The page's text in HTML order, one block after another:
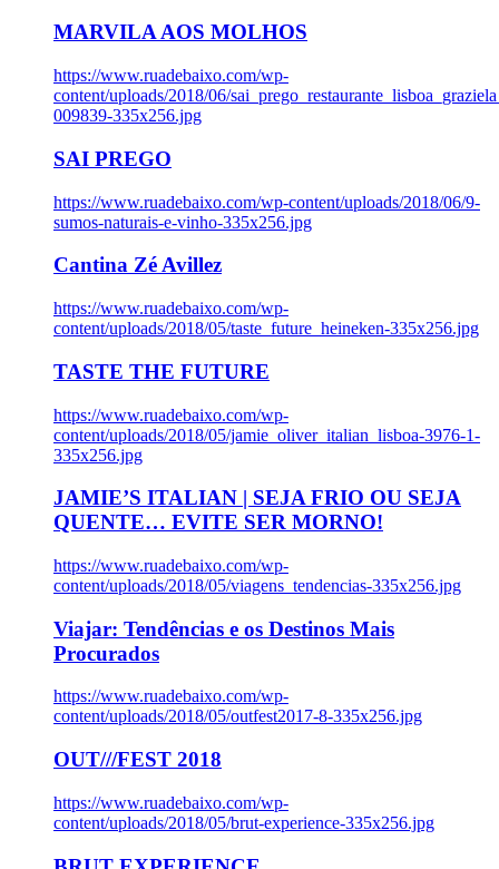
MARVILA AOS MOLHOS
https://www.ruadebaixo.com/wp-
content/uploads/2018/06/
009839-335x256.jpg
SAI PREGO
https://www.ruadebaixo.com/wp-content/uploads/2018/06/9-
sumos-naturais-e-vinho-335x256.jpg
Cantina Zé Avillez
https://www.ruadebaixo.com/wp-
content/uploads/2018/05/taste_future_heineken-335x256.jpg
TASTE THE FUTURE
https://www.ruadebaixo.com/wp-
content/uploads/2018/05/jamie_oliver_italian_lisboa-3976-1-
335x256.jpg
JAMIE’S ITALIAN | SEJA FRIO OU SEJA
QUENTE… EVITE SER MORNO!
https://www.ruadebaixo.com/wp-
content/uploads/2018/05/viagens_tendencias-335x256.jpg
Viajar: Tendências e os Destinos Mais
Procurados
https://www.ruadebaixo.com/wp-
content/uploads/2018/05/outfest2017-8-335x256.jpg
OUT///FEST 2018
https://www.ruadebaixo.com/wp-
content/uploads/2018/05/brut-experience-335x256.jpg